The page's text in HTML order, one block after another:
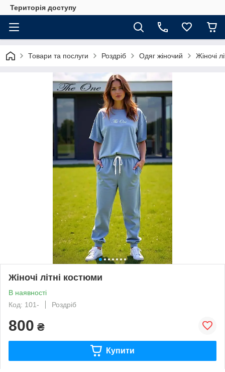
Територія доступу
Товари та послуги Роздріб Одяг жіночий Жіночі
Жіночі літні костюми
В наявності
Код: 101-
Роздріб
800 ₴
Купити